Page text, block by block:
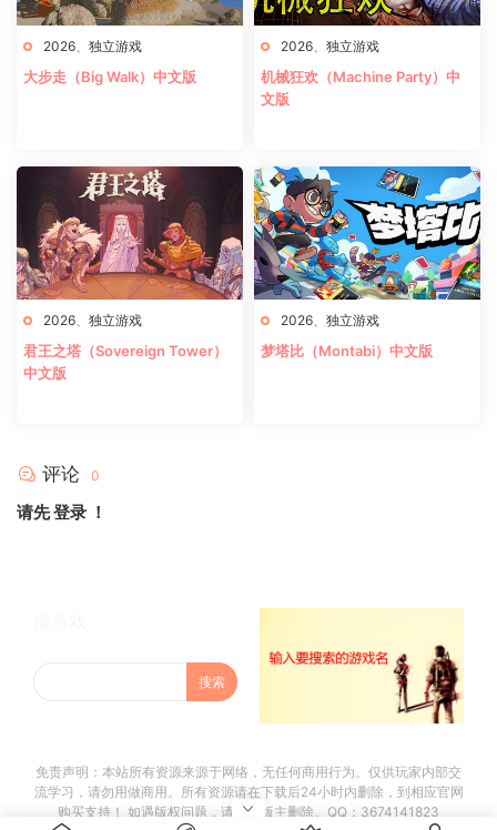
2026、 独立游戏
大步走（Big Walk）中文版
2026、 独立游戏
机械狂欢（Machine Party）中
文版
2026、 独立游戏
君王之塔（Sovereign Tower）
中文版
2026、 独立游戏
梦塔比（Montabi）中文版
评论 0
请先登录 ！
免责声明：本站所有资源来源于网络，无任何商用行为。仅供玩家内部交
流学习，请勿用做商用。所有资源请在下载后24小时内删除，到相应官网
购买支持！ 如遇版权问题，请联系版主删除。QQ：3674141823